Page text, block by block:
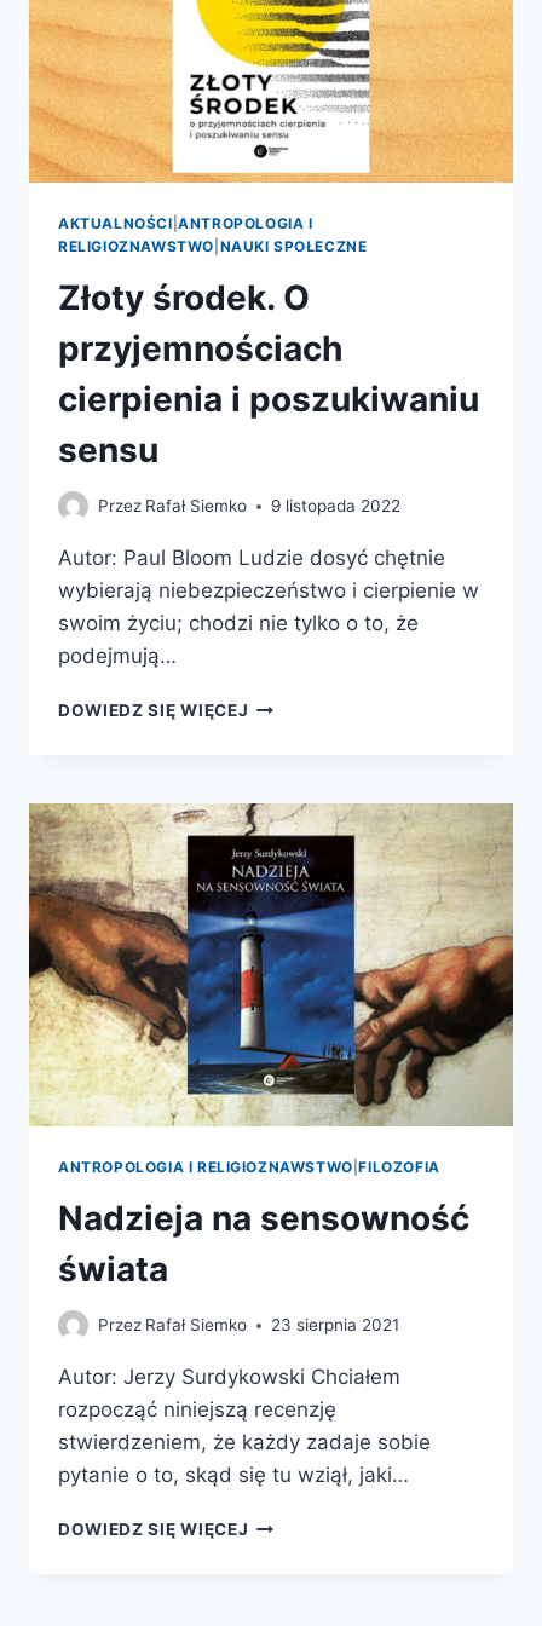
AKTUALNOŚCI |ANTROPOLOGIA I
RELIGIOZNAWSTWO NAUKI SPOŁECZNE
Złoty środek. O
przyjemnościach
cierpienia i poszukiwaniu
sensu
Przez Rafał Siemko 9 listopada 2022
Autor: Paul Bloom Ludzie dosyć chętnie
wybierają niebezpieczeństwo i cierpienie w
swoim życiu; chodzi nie tylko o to, że
podejmują…
DOWIEDZ SIĘ WIĘCEJ ZŁOTY
CIERPIENIA
I
POSZUKIWANIU
SENSU
ANTROPOLOGIA I RELIGIOZNAWSTWO |FILOZOFIA
Nadzieja na sensowność
świata
Przez Rafał Siemko 23 sierpnia 2021
Autor: Jerzy Surdykowski Chciałem
rozpocząć niniejszą recenzję
stwierdzeniem, że każdy zadaje sobie
pytanie o to, skąd się tu wziął, jaki…
DOWIEDZ SIĘ WIĘCEJ NADZIEJA